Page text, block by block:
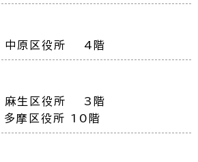
中原区役所 4階
麻生区役所 3階
摩区役所 10階